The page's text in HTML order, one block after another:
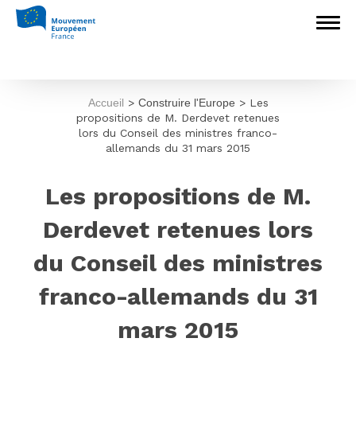
Accueil > Construire l'Europe > Les
propositions de M. Derdevet retenues
lors du Conseil des ministres franco-
allemands du 31 mars 2015
Les propositions de M.
Derdevet retenues lors
du Conseil des ministres
franco-allemands du 31
mars 2015